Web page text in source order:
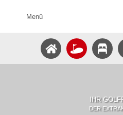
Menü
IHR
DER